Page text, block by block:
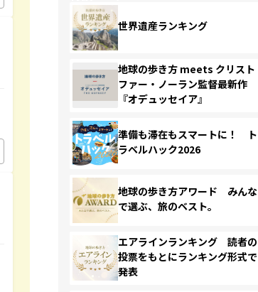
世界遺産ランキング
地球の歩き方 meets クリスト
ファー・ノーラン監督最新作
『オデュッセイア』
準備も滞在もスマートに！ ト
ラベルハック2026
地球の歩き方アワード みんな
で選ぶ、旅のベスト。
エアラインランキング 読者の
投票をもとにランキング形式で
発表